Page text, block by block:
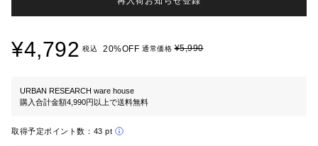
¥4,792 税込 20%OFF 通常価格¥5,990
URBAN RESEARCH ware house
購入合計金額4,990円以上で送料無料
取得予定ポイント数： 43 pt